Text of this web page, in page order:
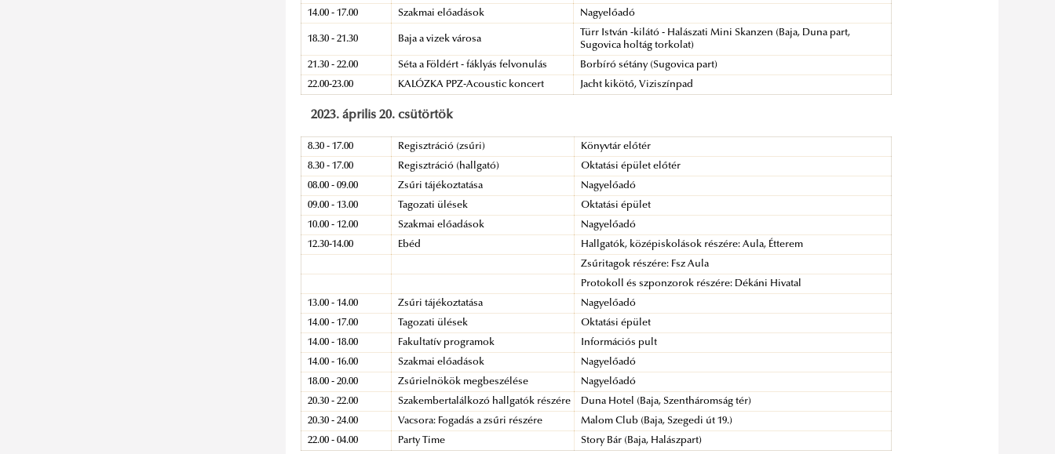
14.00 - 17.00 Szakmai előadások Nagyelőadó
18.30 - 21.30 Baja a vizek városa
Türr István -kilátó - Halászati Mini Skanzen (Baja, Duna part,
Sugovica holtág torkolat)
21.30 - 22.00 Séta a Földért - fáklyás felvonulás Borbíró sétány (Sugovica part)
22.00-23.00 KALÓZKA PPZ-Acoustic koncert Jacht kikötő, Viziszínpad
2023. április 20. csütörtök
8.30 - 17.00 Regisztráció (zsűri) Könyvtár előtér
8.30 - 17.00 Regisztráció (hallgató) Oktatási épület előtér
08.00 - 09.00 Zsűri tájékoztatása Nagyelőadó
09.00 - 13.00 Tagozati ülések Oktatási épület
10.00 - 12.00 Szakmai előadások Nagyelőadó
12.30-14.00 Ebéd Hallgatók, középiskolások részére: Aula, Étterem
Zsűritagok részére: Fsz Aula
Protokoll és szponzorok részére: Dékáni Hivatal
13.00 - 14.00 Zsűri tájékoztatása Nagyelőadó
14.00 - 17.00 Tagozati ülések Oktatási épület
14.00 - 18.00 Fakultatív programok Információs pult
14.00 - 16.00 Szakmai előadások Nagyelőadó
18.00 - 20.00 Zsűrielnökök megbeszélése Nagyelőadó
20.30 - 22.00 Szakembertalálkozó hallgatók részére Duna Hotel (Baja, Szentháromság tér)
20.30 - 24.00 Vacsora: Fogadás a zsűri részére Malom Club (Baja, Szegedi út 19.)
22.00 - 04.00 Party Time Story Bár (Baja, Halászpart)